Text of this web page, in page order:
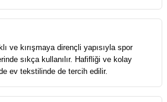
ve kırışmaya dirençli yapısıyla spor
sıkça kullanılır. Hafifliği ve kolay
ev tekstilinde de tercih edilir.